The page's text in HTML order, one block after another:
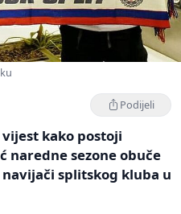
Podijeli
kako postoji
naredne sezone obuče
splitskog kluba u